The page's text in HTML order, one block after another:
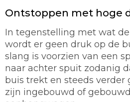
Ontstoppen met hoge
In tegenstelling met wat
wordt er geen druk op de
slang is voorzien van een
naar achter spuit zodanig
buis trekt en steeds verder
zijn ingebouwd of